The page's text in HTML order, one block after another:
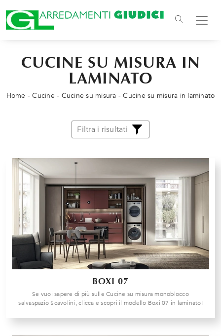
CUCINE SU MISURA IN
LAMINATO
Home -Cucine - Cucine su misura -Cucine su misura in laminato
Filtra i risultati
BOXI 07
Se vuoi sapere di più sulle Cucine su misura monoblocco
salvaspazio Scavolini, clicca e scopri il modello Boxi 07 in laminato!